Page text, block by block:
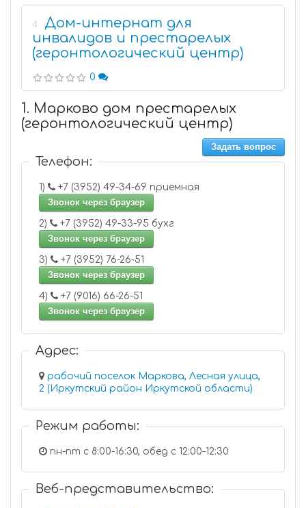
4
Дом-интернат для
инвалидов и престарелых
(геронтологический центр)
0
1. Марково дом престарелых
(геронтологический центр)
Задать вопрос
Телефон:
1)
+7 (3952) 49-34-69 приемная
Звонок через браузер
2)
+7 (3952) 49-33-95 бухг
Звонок через браузер
3)
+7 (3952) 76-26-51
Звонок через браузер
4)
+7 (9016) 66-26-51
Звонок через браузер
Адрес:
рабочий поселок Маркова, Лесная улица,
2 (Иркутский район Иркутской области)
Режим работы:
пн-пт с 8:00-16:30, обед с 12:00-12:30
Веб-представительство: